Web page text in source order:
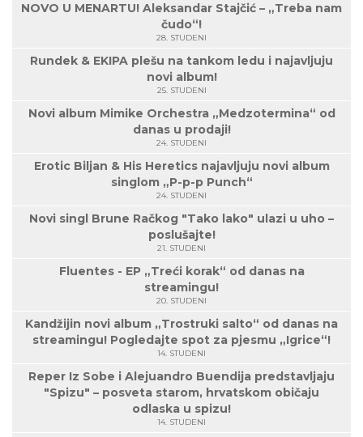
NOVO U MENARTU! Aleksandar Stajčić – „Treba nam
čudo“!
28. STUDENI
Rundek & EKIPA plešu na tankom ledu i najavljuju
novi album!
25. STUDENI
Novi album Mimike Orchestra „Medzotermina“ od
danas u prodaji!
24. STUDENI
Erotic Biljan & His Heretics najavljuju novi album
singlom „P-p-p Punch“
24. STUDENI
Novi singl Brune Račkog "Tako lako" ulazi u uho –
poslušajte!
21. STUDENI
Fluentes - EP „Treći korak“ od danas na
streamingu!
20. STUDENI
Kandžijin novi album „Trostruki salto“ od danas na
streamingu! Pogledajte spot za pjesmu „Igrice“!
14. STUDENI
Reper Iz Sobe i Alejuandro Buendija predstavljaju
"Spizu" – posveta starom, hrvatskom običaju
odlaska u spizu!
14. STUDENI